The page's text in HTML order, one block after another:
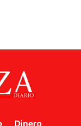
Dinero